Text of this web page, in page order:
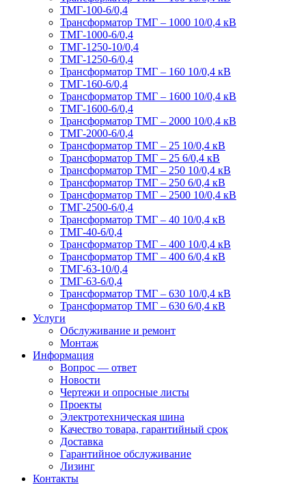
ТМГ-100-6/0,4
Трансформатор ТМГ – 1000 10/0,4 кВ
ТМГ-1000-6/0,4
ТМГ-1250-10/0,4
ТМГ-1250-6/0,4
Трансформатор ТМГ – 160 10/0,4 кВ
ТМГ-160-6/0,4
Трансформатор ТМГ – 1600 10/0,4 кВ
ТМГ-1600-6/0,4
Трансформатор ТМГ – 2000 10/0,4 кВ
ТМГ-2000-6/0,4
Трансформатор ТМГ – 25 10/0,4 кВ
Трансформатор ТМГ – 25 6/0,4 кВ
Трансформатор ТМГ – 250 10/0,4 кВ
Трансформатор ТМГ – 250 6/0,4 кВ
Трансформатор ТМГ – 2500 10/0,4 кВ
ТМГ-2500-6/0,4
Трансформатор ТМГ – 40 10/0,4 кВ
ТМГ-40-6/0,4
Трансформатор ТМГ – 400 10/0,4 кВ
Трансформатор ТМГ – 400 6/0,4 кВ
ТМГ-63-10/0,4
ТМГ-63-6/0,4
Трансформатор ТМГ – 630 10/0,4 кВ
Трансформатор ТМГ – 630 6/0,4 кВ
Услуги
Обслуживание и ремонт
Монтаж
Информация
Вопрос — ответ
Новости
Чертежи и опросные листы
Проекты
Электротехническая шина
Качество товара, гарантийный срок
Доставка
Гарантийное обслуживание
Лизинг
Контакты